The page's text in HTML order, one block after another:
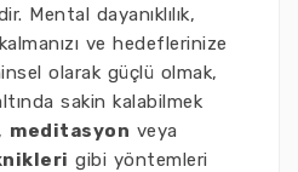
Mental dayanıklılık,
ve hedeflerinize
olarak güçlü olmak,
sakin kalabilmek
meditasyon veya
gibi yöntemleri